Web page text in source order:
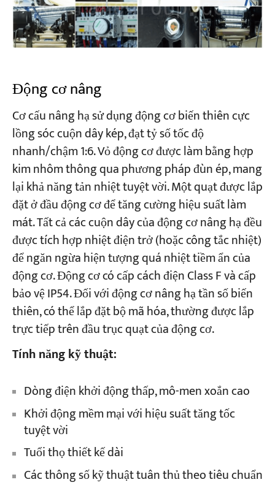
Động cơ nâng
Cơ cấu nâng hạ sử dụng động cơ biến thiên cực
lồng sóc cuộn dây kép, đạt tỷ số tốc độ
nhanh/chậm 1:6. Vỏ động cơ được làm bằng hợp
kim nhôm thông qua phương pháp đùn ép, mang
lại khả năng tản nhiệt tuyệt vời. Một quạt được lắp
đặt ở đầu động cơ để tăng cường hiệu suất làm
mát. Tất cả các cuộn dây của động cơ nâng hạ đều
được tích hợp nhiệt điện trở (hoặc công tắc nhiệt)
để ngăn ngừa hiện tượng quá nhiệt tiềm ẩn của
động cơ. Động cơ có cấp cách điện Class F và cấp
bảo vệ IP54. Đối với động cơ nâng hạ tần số biến
thiên, có thể lắp đặt bộ mã hóa, thường được lắp
trực tiếp trên đầu trục quạt của động cơ.
Tính năng kỹ thuật:
Dòng điện khởi động thấp, mô-men xoắn cao
Khởi động mềm mại với hiệu suất tăng tốc
tuyệt vời
Tuổi thọ thiết kế dài
Các thông số kỹ thuật tuân thủ theo tiêu chuẩn